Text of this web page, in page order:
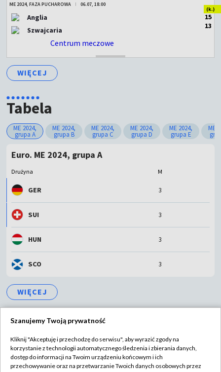
ME 2024, FAZA PUCHAROWA 06.07, 18:00
Anglia
Szwajcaria
1
1
(k.)
5
3
Centrum meczowe
WIĘCEJ
Tabela
ME 2024,
grupa A
ME 2024,
grupa B
ME 2024,
grupa C
ME 2024,
grupa D
ME 2024,
grupa E
ME
Euro. ME 2024, grupa A
Drużyna M
GER 3
SUI 3
HUN 3
SCO 3
WIĘCEJ
TVP
Abonament TVP
Regulamin TVP
Szanujemy Twoją prywatność
Kliknij "Akceptuję i przechodzę do serwisu", aby wyrazić zgody na
korzystanie z technologii automatycznego śledzenia i zbierania danych,
dostęp do informacji na Twoim urządzeniu końcowym i ich
przechowywanie oraz na przetwarzanie Twoich danych osobowych przez